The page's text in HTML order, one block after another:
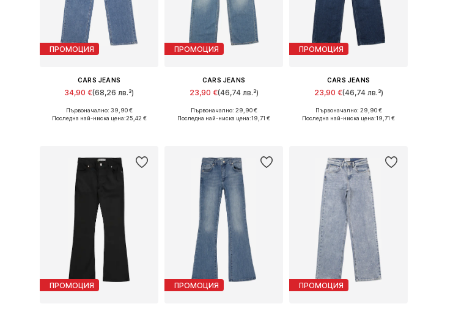
ПРОМОЦИЯ
CARS JEANS
34,90 €(68,26 лв.³)
Предлага се в много размери
Първоначално: 39,90 €
Последна най-ниска цена:25,42 €
ПРОМОЦИЯ
CARS JEANS
23,90 €(46,74 лв.³)
Предлага се в много размери
Първоначално: 29,90 €
Последна най-ниска цена:19,71 €
ПРОМОЦИЯ
CARS JEANS
23,90 €(46,74 лв.³)
Предлага се в много размери
Първоначално: 29,90 €
Последна най-ниска цена:19,71 €
ПРОМОЦИЯ ПРОМОЦИЯ ПРОМОЦИЯ